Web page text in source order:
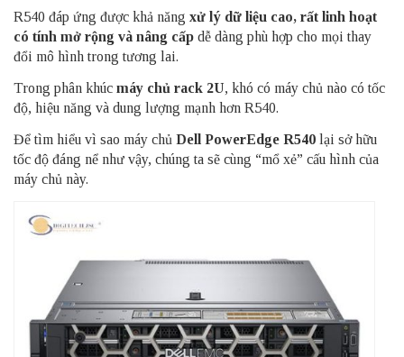
R540 đáp ứng được khả năng xử lý dữ liệu cao, rất linh hoạt
có tính mở rộng và nâng cấp dễ dàng phù hợp cho mọi thay
đổi mô hình trong tương lai.
Trong phân khúc máy chủ rack 2U, khó có máy chủ nào có tốc
độ, hiệu năng và dung lượng mạnh hơn R540.
Để tìm hiểu vì sao máy chủ Dell PowerEdge R540 lại sở hữu
tốc độ đáng nể như vậy, chúng ta sẽ cùng “mổ xẻ” cấu hình của
máy chủ này.